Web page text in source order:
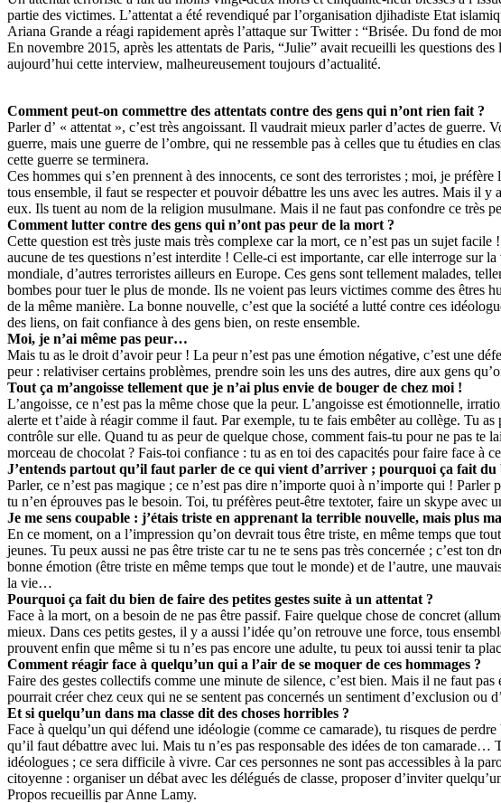
partie des victimes. L’attentat a été revendiqué par l’organisation djihadiste Etat
Ariana Grande a réagi rapidement après l’attaque sur Twitter : “Brisée. Du fond de
En novembre 2015, après les attentats de Paris, “Julie” avait recueilli les questions
aujourd’hui cette interview, malheureusement toujours d’actualité.
Comment peut-on commettre des attentats contre des gens qui n’ont rien fait ?
Parler d’ « attentat », c’est très angoissant. Il vaudrait mieux parler d’actes de
guerre, mais une guerre de l’ombre, qui ne ressemble pas à celles que tu étudies en
cette guerre se terminera.
Ces hommes qui s’en prennent à des innocents, ce sont des terroristes ; moi, je
tous ensemble, il faut se respecter et pouvoir débattre les uns avec les autres. Mais il
eux. Ils tuent au nom de la religion musulmane. Mais il ne faut pas confondre ce très
Comment lutter contre des gens qui n’ont pas peur de la mort ?
Cette question est très juste mais très complexe car la mort, ce n’est pas un sujet
aucune de tes questions n’est interdite ! Celle-ci est importante, car elle interroge sur
mondiale, d’autres terroristes ailleurs en Europe. Ces gens sont tellement malades,
bombes pour tuer le plus de monde. Ils ne voient pas leurs victimes comme des êtres
de la même manière. La bonne nouvelle, c’est que la société a lutté contre ces
des liens, on fait confiance à des gens bien, on reste ensemble.
Moi, je n’ai même pas peur…
Mais tu as le droit d’avoir peur ! La peur n’est pas une émotion négative, c’est une
peur : relativiser certains problèmes, prendre soin les uns des autres, dire aux gens
Tout ça m’angoisse tellement que je n’ai plus envie de bouger de chez moi !
L’angoisse, ce n’est pas la même chose que la peur. L’angoisse est émotionnelle,
alerte et t’aide à réagir comme il faut. Par exemple, tu te fais embêter au collège. Tu
contrôle sur elle. Quand tu as peur de quelque chose, comment fais-tu pour ne pas te
morceau de chocolat ? Fais-toi confiance : tu as en toi des capacités pour faire face à
J’entends partout qu’il faut parler de ce qui vient d’arriver ; pourquoi ça fait
Parler, ce n’est pas magique ; ce n’est pas dire n’importe quoi à n’importe qui !
tu n’en éprouves pas le besoin. Toi, tu préfères peut-être textoter, faire un skype
Je me sens coupable : j’étais triste en apprenant la terrible nouvelle, mais plus
En ce moment, on a l’impression qu’on devrait tous être triste, en même temps que
jeunes. Tu peux aussi ne pas être triste car tu ne te sens pas très concernée ; c’est
bonne émotion (être triste en même temps que tout le monde) et de l’autre, une
la vie…
Pourquoi ça fait du bien de faire des petites gestes suite à un attentat ?
Face à la mort, on a besoin de ne pas être passif. Faire quelque chose de concret
mieux. Dans ces petits gestes, il y a aussi l’idée qu’on retrouve une force, tous
prouvent enfin que même si tu n’es pas encore une adulte, tu peux toi aussi tenir ta
Comment réagir face à quelqu’un qui a l’air de se moquer de ces hommages ?
Faire des gestes collectifs comme une minute de silence, c’est bien. Mais il ne faut
pourrait créer chez ceux qui ne se sentent pas concernés un sentiment d’exclusion
Et si quelqu’un dans ma classe dit des choses horribles ?
Face à quelqu’un qui défend une idéologie (comme ce camarade), tu risques de
qu’il faut débattre avec lui. Mais tu n’es pas responsable des idées de ton
idéologues ; ce sera difficile à vivre. Car ces personnes ne sont pas accessibles à la
citoyenne : organiser un débat avec les délégués de classe, proposer d’inviter
Propos recueillis par Anne Lamy.